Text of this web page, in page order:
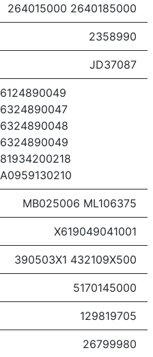
264015000 2640185000
2358990
JD37087
6124890049
6324890047
6324890048
6324890049
81934200218
A0959130210
MB025006 ML106375
X619049041001
390503X1 432109X500
5170145000
129819705
26799980